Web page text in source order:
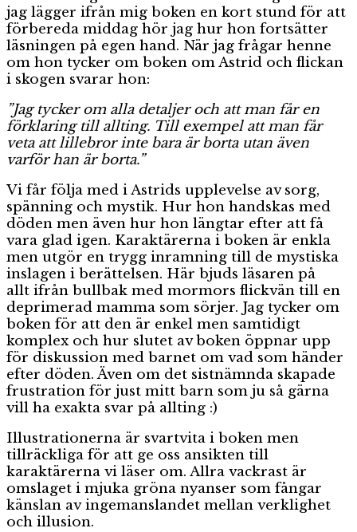
jag lägger ifrån mig boken en kort stund för att
förbereda middag hör jag hur hon fortsätter
läsningen på egen hand. När jag frågar henne
om hon tycker om boken om Astrid och flickan
i skogen svarar hon:
”Jag tycker om alla detaljer och att man får en
förklaring till allting. Till exempel att man får
veta att lillebror inte bara är borta utan även
varför han är borta.”
Vi får följa med i Astrids upplevelse av sorg,
spänning och mystik. Hur hon handskas med
döden men även hur hon längtar efter att få
vara glad igen. Karaktärerna i boken är enkla
men utgör en trygg inramning till de mystiska
inslagen i berättelsen. Här bjuds läsaren på
allt ifrån bullbak med mormors flickvän till en
deprimerad mamma som sörjer. Jag tycker om
boken för att den är enkel men samtidigt
komplex och hur slutet av boken öppnar upp
för diskussion med barnet om vad som händer
efter döden. Även om det sistnämnda skapade
frustration för just mitt barn som ju så gärna
vill ha exakta svar på allting :)
Illustrationerna är svartvita i boken men
tillräckliga för att ge oss ansikten till
karaktärerna vi läser om. Allra vackrast är
omslaget i mjuka gröna nyanser som fångar
känslan av ingemanslandet mellan verklighet
och illusion.